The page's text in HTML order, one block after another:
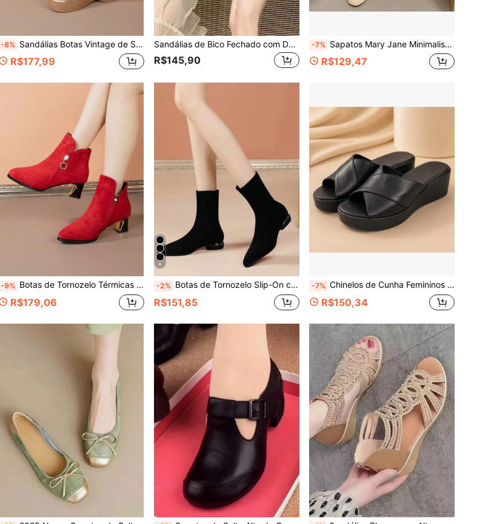
-8% Sandálias Botas Vintage de Sola Grossa Vazadas Femininas Verão 2026 Nova Moda Aumento de Altura Solado Macio Emagrecedor Versátil Cano Alto Sandálias Romanas
R$177,99
Sandálias de Bico Fechado com Design de Nicho Francês para Mulheres, Novo Estilo de Verão 2026, Salto Grosso de Luxo Leve, Sandálias Elegantes e Versáteis
R$145,90
-7% Sapatos Mary Jane Minimalistas de Cor Sólida Únicos e Nicho, Novo Estilo 2026, Sapatos com Fivela de Tira Única para Ir ao Trabalho e Fazer Compras
R$129,47
-9% Botas de Tornozelo Térmicas Forradas e Quentes para Mulheres, Botas de Camurça com Salto Grosso Novo Outono/Inverno, Sapatos de Salto Alto Estilo Premium para Mães
R$179,06
4
-2% Botas de Tornozelo Slip-On com Bico Fino Versáteis e Fashion para Mulheres, Botinhas de Tornozelo Casuais e Confortáveis para o Dia a Dia
R$151,85
-7% Chinelos de Cunha Femininos Verão 2026, Versáteis com Sola Grossa, Confortáveis e Macios
R$150,34